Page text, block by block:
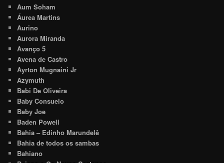
Aum Soham
Áurea Martins
Aurino
Aurora Miranda
Avanço 5
Avena de Castro
Ayrton Mugnaini Jr
Azymuth
Babi De Oliveira
Baby Consuelo
Baby Joe
Baden Powell
Bahia – Edinho Marundelê
Bahia de todos os sambas
Bahiano